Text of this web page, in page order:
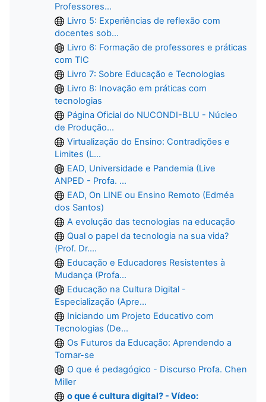
Professores...
Livro 5: Experiências de reflexão com
docentes sob...
Livro 6: Formação de professores e práticas
com TIC
Livro 7: Sobre Educação e Tecnologias
Livro 8: Inovação em práticas com
tecnologias
Página Oficial do NUCONDI-BLU - Núcleo
de Produção...
Virtualização do Ensino: Contradições e
Limites (L...
EAD, Universidade e Pandemia (Live
ANPED - Profa. ...
EAD, On LINE ou Ensino Remoto (Edméa
dos Santos)
A evolução das tecnologias na educação
Qual o papel da tecnologia na sua vida?
(Prof. Dr....
Educação e Educadores Resistentes à
Mudança (Profa...
Educação na Cultura Digital -
Especialização (Apre...
Iniciando um Projeto Educativo com
Tecnologias (De...
Os Futuros da Educação: Aprendendo a
Tornar-se
O que é pedagógico - Discurso Profa. Chen
Miller
o que é cultura digital? - Vídeo: